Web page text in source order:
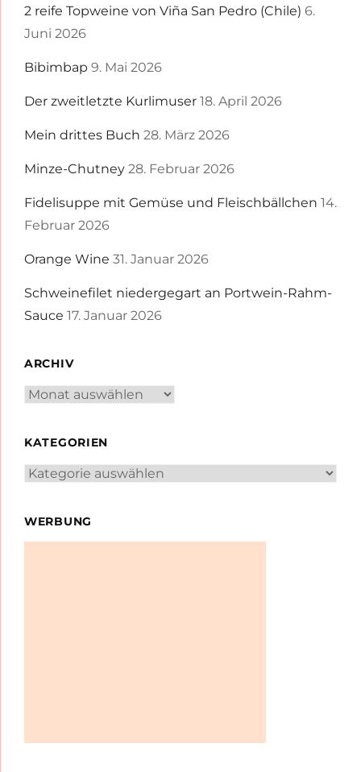
2 reife Topweine von Viña San Pedro (Chile) 6.
Juni 2026
Bibimbap 9. Mai 2026
Der zweitletzte Kurlimuser 18. April 2026
Mein drittes Buch 28. März 2026
Minze-Chutney 28. Februar 2026
Fidelisuppe mit Gemüse und Fleischbällchen 14.
Februar 2026
Orange Wine 31. Januar 2026
Schweinefilet niedergegart an Portwein-Rahm-
Sauce 17. Januar 2026
ARCHIV
Archiv
KATEGORIEN
Kategorien
WERBUNG